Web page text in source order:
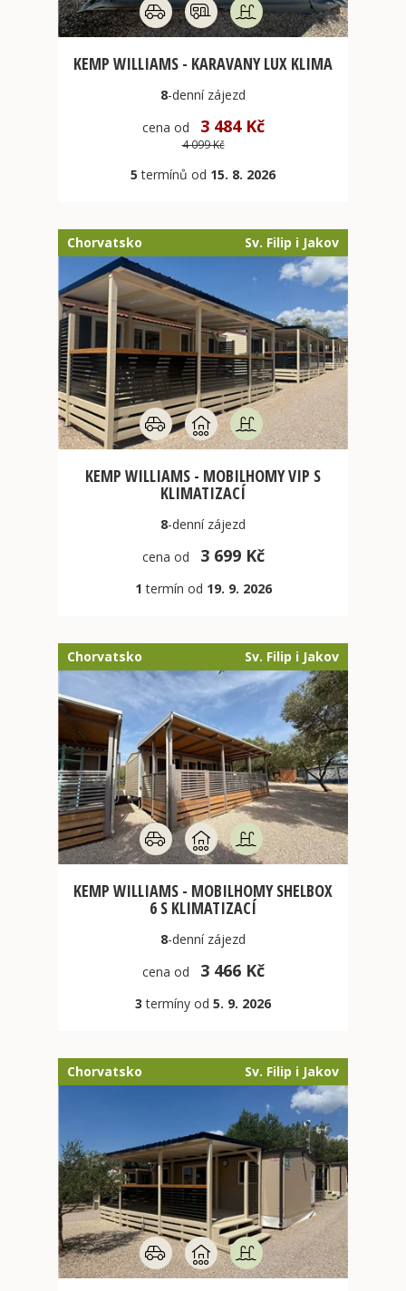
KEMP WILLIAMS - KARAVANY LUX KLIMA
8-dennízájezd
cena od
3 484 Kč
4 099 Kč
5 termínů od 15. 8. 2026
Chorvatsko Sv. Filip i Jakov
KEMP WILLIAMS - MOBILHOMY VIP S
KLIMATIZACÍ
8-dennízájezd
cena od
3 699 Kč
1 termín od 19. 9. 2026
Chorvatsko Sv. Filip i Jakov
KEMP WILLIAMS - MOBILHOMY SHELBOX
6 S KLIMATIZACÍ
8-dennízájezd
cena od
3 466 Kč
3 termíny od 5. 9. 2026
Chorvatsko Sv. Filip i Jakov